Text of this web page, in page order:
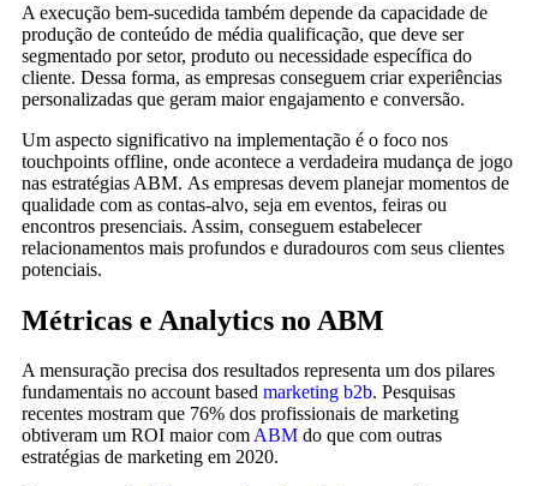
A execução bem-sucedida também depende da capacidade de
produção de conteúdo de média qualificação, que deve ser
segmentado por setor, produto ou necessidade específica do
cliente. Dessa forma, as empresas conseguem criar experiências
personalizadas que geram maior engajamento e conversão.
Um aspecto significativo na implementação é o foco nos
touchpoints offline, onde acontece a verdadeira mudança de jogo
nas estratégias ABM. As empresas devem planejar momentos de
qualidade com as contas-alvo, seja em eventos, feiras ou
encontros presenciais. Assim, conseguem estabelecer
relacionamentos mais profundos e duradouros com seus clientes
potenciais.
Métricas e Analytics no ABM
A mensuração precisa dos resultados representa um dos pilares
fundamentais no account based marketing b2b. Pesquisas
recentes mostram que 76% dos profissionais de marketing
obtiveram um ROI maior comABM do que com outras
estratégias de marketing em 2020.